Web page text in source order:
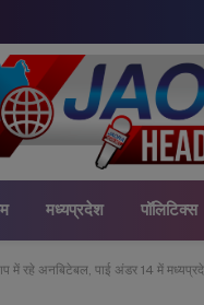
मध्यप्रदेश पॉलिटिक्स
में रहे अनबिटेबल, पाई अंडर 14 में